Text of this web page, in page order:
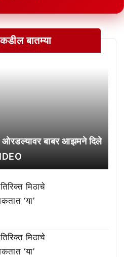
बातम्या
बाबर आझमने दिले
मिठाचे
‘या’
मिठाचे
‘या’